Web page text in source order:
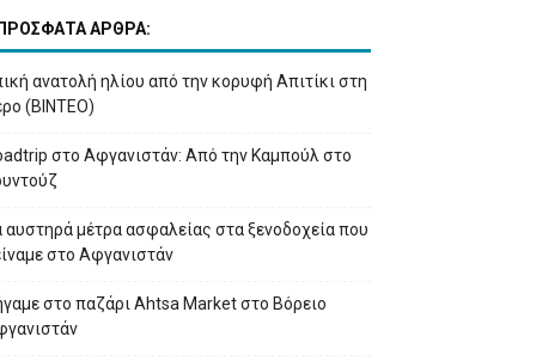
ΠΡΟΣΦΑΤΑ ΑΡΘΡΑ:
ανατολή ηλίου από την κορυφή Απιτίκι στη
(ΒΙΝΤΕΟ)
στο Αφγανιστάν: Από την Καμπούλ στο
αυστηρά μέτρα ασφαλείας στα ξενοδοχεία που
στο Αφγανιστάν
στο παζάρι Ahtsa Market στο Βόρειο